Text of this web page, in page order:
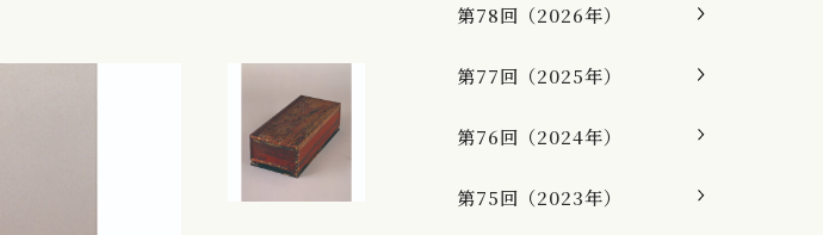
第78回（2026年）
第77回（2025年）
第76回（2024年）
第75回（2023年）